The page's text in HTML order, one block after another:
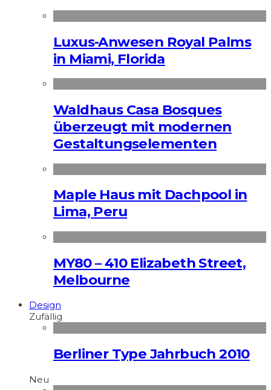
Luxus-Anwesen Royal Palms
in Miami, Florida
Waldhaus Casa Bosques
überzeugt mit modernen
Gestaltungselementen
Maple Haus mit Dachpool in
Lima, Peru
MY80 – 410 Elizabeth Street,
Melbourne
Design
Zufällig
Berliner Type Jahrbuch 2010
Neu